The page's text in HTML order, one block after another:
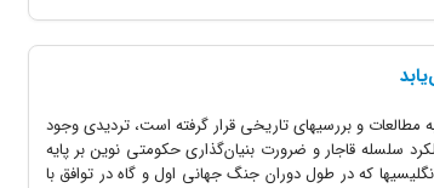
و بررسیهای تاریخی قرار گرفته است، تردیدی وجود
از تداوم عملکرد سلسله قاجار و ضرورت بنیان‌گذاری حکومتی نوین بر پایه
که در طول دوران جنگ جهانی اول و گاه در توافق با